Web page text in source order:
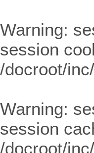
Warning:
session
/docroot/
Warning:
session
/docroot/